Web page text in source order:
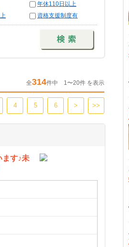
年休110日以上
資格支援制度有
全314件中 1〜20件 を表示
4 5 6 > >>
ます♪未